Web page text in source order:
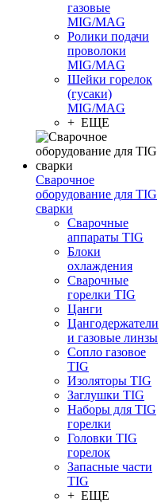
газовые
MIG/MAG
Ролики подачи
проволоки
MIG/MAG
Шейки горелок
(гусаки)
MIG/MAG
+ ЕЩЕ
Сварочное
оборудование для TIG
сварки
Сварочные
аппараты TIG
Блоки
охлаждения
Сварочные
горелки TIG
Цанги
Цангодержатели
и газовые линзы
Сопло газовое
TIG
Изоляторы TIG
Заглушки TIG
Наборы для TIG
горелки
Головки TIG
горелок
Запасные части
TIG
+ ЕЩЕ